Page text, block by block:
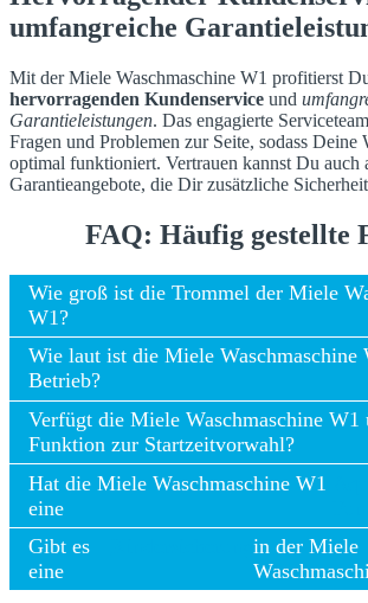
umfangreiche
Mit der Miele Waschmaschine W1 profitierst
hervorragenden Kundenservice und
Garantieleistungen. Das engagierte
Fragen und Problemen zur Seite, sodass Deine
optimal funktioniert. Vertrauen kannst Du auch
Garantieangebote, die Dir zusätzliche
FAQ: Häufig gestellte
Wie groß ist die Trommel der Miele
W1?
Wie laut ist die Miele Waschmaschine
Betrieb?
Verfügt die Miele Waschmaschine W1
Funktion zur Startzeitvorwahl?
Hat die Miele Waschmaschine W1
eine
Gibt es
eine
in der Miele